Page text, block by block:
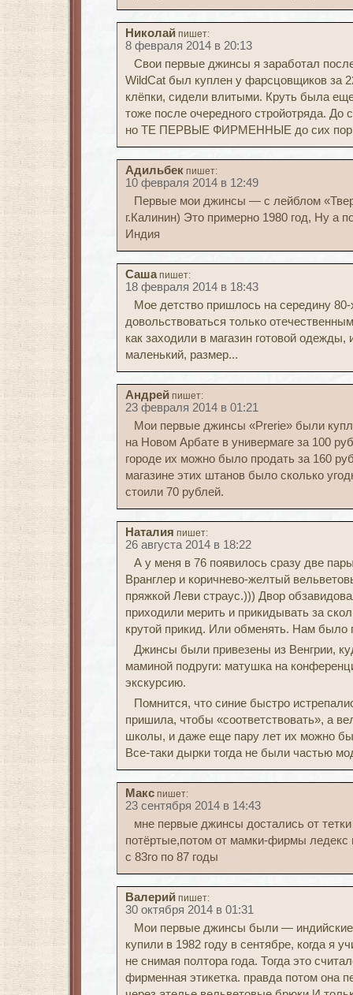
Николай пишет:
8 февраля 2014 в 20:13
Свои первые джинсы я заработал
WildCat был куплен у фарсцовщиков за
клёпки, сидели влитыми. Круть была
тоже после очередного стройотряда.
но ТЕ ПЕРВЫЕ ФИРМЕННЫЕ до сих пор
Адильбек пишет:
10 февраля 2014 в 12:49
Первые мои джинсы — с лейблом
г.Калинин) Это примерно 1980 год, Ну а
Индия
Саша пишет:
18 февраля 2014 в 18:43
Мое детство пришлось на середину
довольствоваться только
как заходили в магазин готовой
маленький, размер...
Андрей пишет:
23 февраля 2014 в 01:21
Мои первые джинсы «Prerie» были
на Новом Арбате в универмаге за 100
городе их можно было продать за 160
магазине этих штанов было сколько
стоили 70 рублей.
Наталия пишет:
26 августа 2014 в 18:22
А у меня в 76 появилось сразу две
Вранглер и коричнево-желтый
пряжкой Леви страус.))) Двор
приходили мерить и прикидывать за
крутой прикид. Или обменять. Нам было
Джинсы были привезены из Венгрии,
маминой подруги: матушка на
экскурсию.
Помнится, что синие быстро
пришила, чтобы «соответствовать», а
школы, и даже еще пару лет их можно
Все-таки дырки тогда не были частью
Макс пишет:
23 сентября 2014 в 14:43
мне первые джинсы достались от
потёртые,потом от мамки-фирмы
с 83го по 87 годы
Валерий пишет:
30 октября 2014 в 01:31
Мои первые джинсы были —
купили в 1982 году в сентябре, когда я
не снимая полтора года. Тогда это
фирменная этикетка. правда потом она